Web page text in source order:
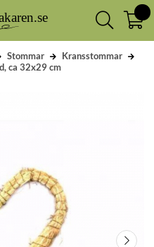
Stommar
Kransstommar
ca 32x29 cm